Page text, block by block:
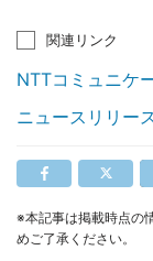
関連リンク
NTTコミュニケ
ニュースリリー
※本記事は掲載時点の
めご了承ください。